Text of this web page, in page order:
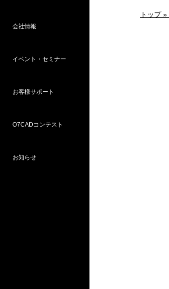
会社情報
イベント・セミナー
お客様サポート
O7CADコンテスト
お知らせ
トップ »